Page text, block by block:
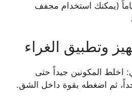
(يمكنك استخدام مجفف
اخلط المكونين جيداً حتى
ثم اضغطه بقوة داخل الشق.